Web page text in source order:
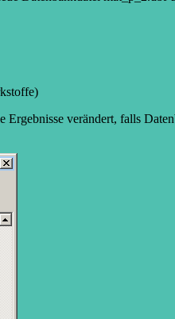
verändert, falls